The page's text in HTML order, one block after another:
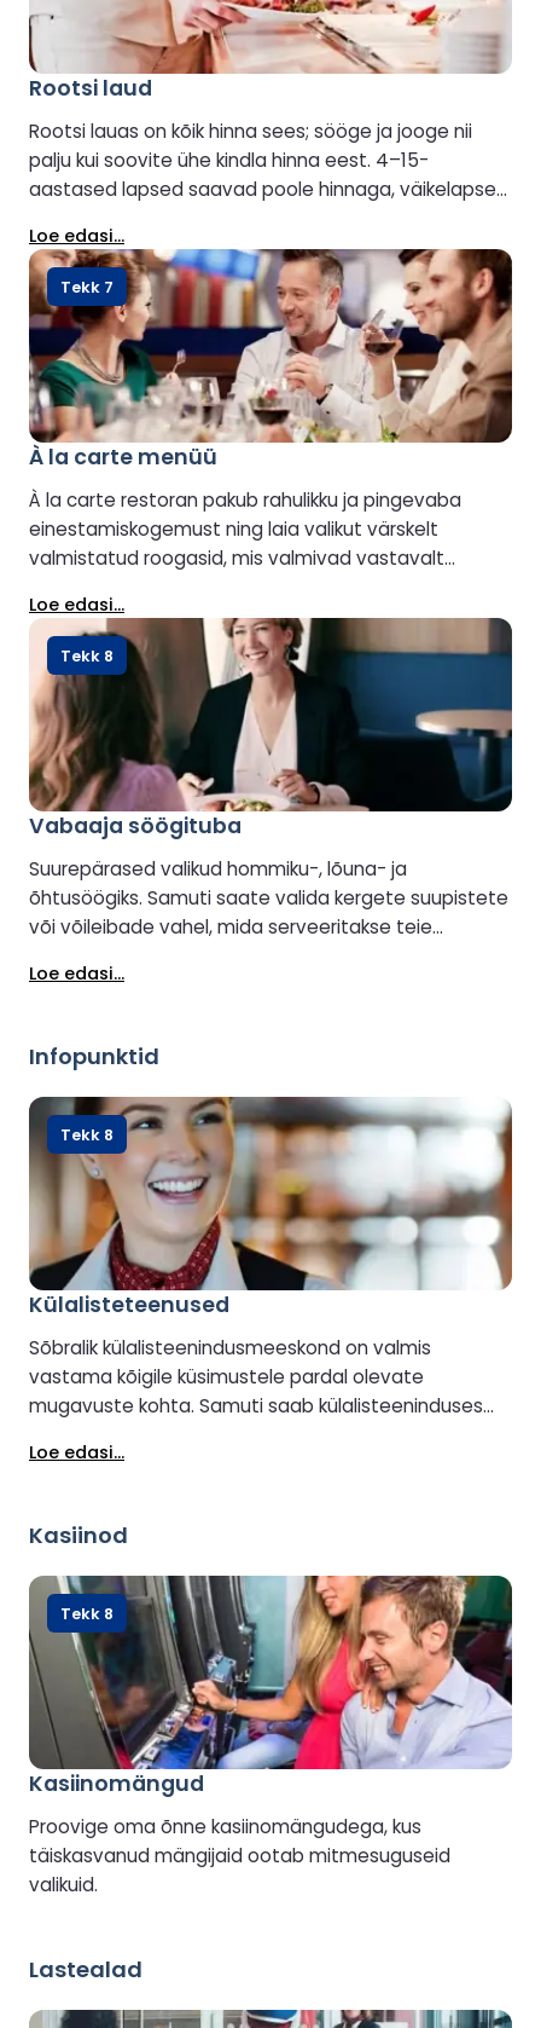
Rootsi laud
Rootsi lauas on kõik hinna sees; sööge ja jooge nii
palju kui soovite ühe kindla hinna eest. 4–15-
aastased lapsed saavad poole hinnaga, väikelapsed
hinnas pakett tõesti kõikehõlmavat. Koha
kindlustamiseks on soovitatav eelbroneerimine.
Lahtiolekuajad võivad laevati erineda.
Loe edasi...
À la carte menüü
À la carte restoran pakub rahulikku ja pingevaba
einestamiskogemust ning laia valikut värskelt
valmistatud roogasid, mis valmivad vastavalt
õhtusöögijärgsed joogid pakuvad ideaalset lisandit.
Saadaval on ka lastemenüü.
Loe edasi...
Tekk 7
Vabaaja söögituba
Suurepärased valikud hommiku-, lõuna- ja
õhtusöögiks. Samuti saate valida kergete suupistete
või võileibade vahel, mida serveeritakse teie
alkohoolne või alkoholivaba.
Loe edasi...
Tekk 8
Infopunktid
Külalisteteenused
Sõbralik külalisteenindusmeeskond on valmis
vastama kõigile küsimustele pardal olevate
mugavuste kohta. Samuti saab külalisteeninduses
korral).
Loe edasi...
Tekk 8
Kasiinod
Kasiinomängud
Proovige oma õnne kasiinomängudega, kus
täiskasvanud mängijaid ootab mitmesuguseid
valikuid.
Tekk 8
Lastealad